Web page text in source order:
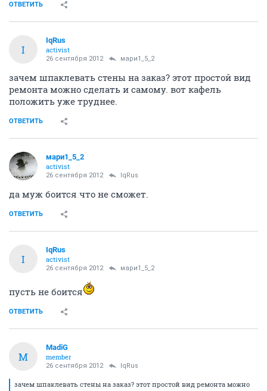
ОТВЕТИТЬ
I
IqRus
activist
26 сентября 2012 мари1_5_2
зачем шпаклевать стены на заказ? этот простой вид
ремонта можно сделать и самому. вот кафель
положить уже труднее.
ОТВЕТИТЬ
мари1_5_2
activist
26 сентября 2012 IqRus
да муж боится что не сможет.
ОТВЕТИТЬ
I
IqRus
activist
26 сентября 2012 мари1_5_2
пусть не боится
ОТВЕТИТЬ
M
MadiG
member
26 сентября 2012 IqRus
зачем шпаклевать стены на заказ? этот простой вид ремонта можно